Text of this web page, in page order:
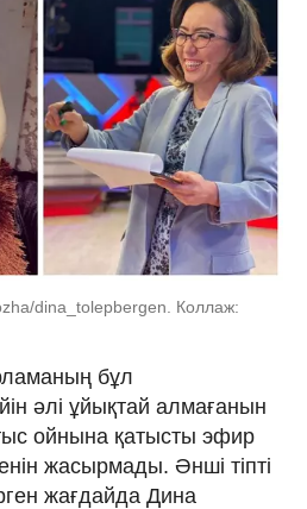
dina_tolepbergen. Коллаж:
бұл
әлі ұйықтай алмағанын
ойнына қатысты эфир
жасырмады. Әнші тіпті
жағдайда Дина